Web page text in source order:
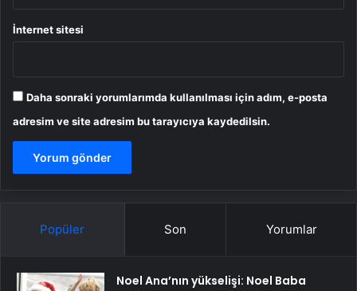
İnternet sitesi
Daha sonraki yorumlarımda kullanılması için adım, e-posta
adresim ve site adresim bu tarayıcıya kaydedilsin.
Popüler Son Yorumlar
Noel Ana’nın yükselişi: Noel Baba